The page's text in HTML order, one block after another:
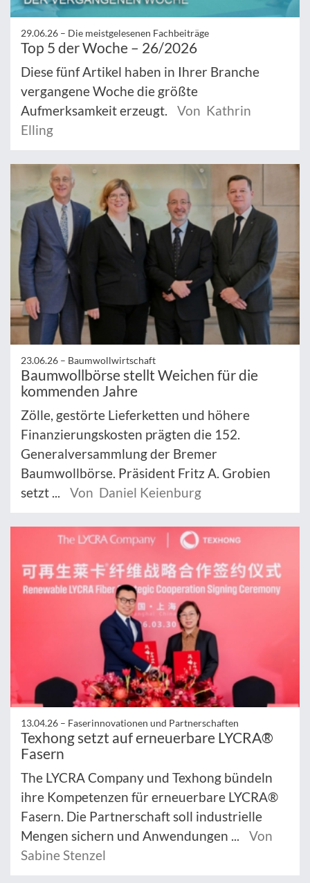
29.06.26 – Die meistgelesenen Fachbeiträge
Top 5 der Woche – 26/2026
Diese fünf Artikel haben in Ihrer Branche
vergangene Woche die größte
Aufmerksamkeit erzeugt.
Von Kathrin
Elling
23.06.26 – Baumwollwirtschaft
Baumwollbörse stellt Weichen für die
kommenden Jahre
Zölle, gestörte Lieferketten und höhere
Finanzierungskosten prägten die 152.
Generalversammlung der Bremer
Baumwollbörse. Präsident Fritz A. Grobien
setzt ...
Von Daniel Keienburg
13.04.26 – Faserinnovationen und Partnerschaften
Texhong setzt auf erneuerbare LYCRA®
Fasern
The LYCRA Company und Texhong bündeln
ihre Kompetenzen für erneuerbare LYCRA®
Fasern. Die Partnerschaft soll industrielle
Mengen sichern und Anwendungen ...
Von
Sabine Stenzel